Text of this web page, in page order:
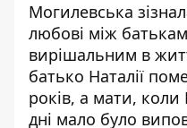
Могилевська
любові між
вирішальним в
батько Наталії
років, а мати,
дні мало було